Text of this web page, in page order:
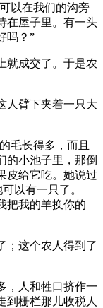
以在我们的沟旁
在屋子里。有一头
吗？”
就成交了。于是农
人臂下夹着一只大
毛长得多，而且
的小池子里，那倒
皮给它吃。她说过
以有一只了。
把我的羊换你的
；这个农人得到了
，人和牲口挤作一
到栅栏那儿收税人